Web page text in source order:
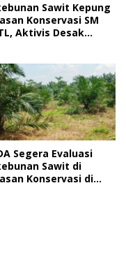
Sawit Kepung
Konservasi SM
Aktivis Desak
Segera Evaluasi
Sawit di
Konservasi di